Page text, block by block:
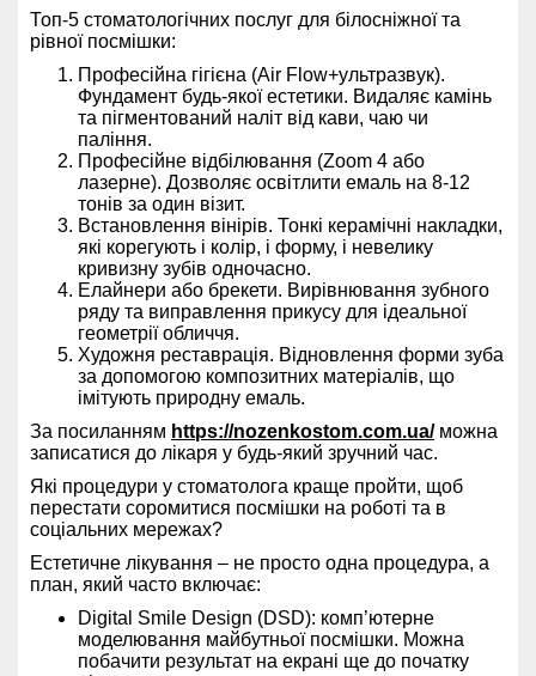
Топ-5 стоматологічних послуг для білосніжної та
рівної посмішки:
Професійна гігієна (Air Flow+ультразвук).
Фундамент будь-якої естетики. Видаляє камінь
та пігментований наліт від кави, чаю чи
паління.
Професійне відбілювання (Zoom 4 або
лазерне). Дозволяє освітлити емаль на 8-12
тонів за один візит.
Встановлення вінірів. Тонкі керамічні накладки,
які корегують і колір, і форму, і невелику
кривизну зубів одночасно.
Елайнери або брекети. Вирівнювання зубного
ряду та виправлення прикусу для ідеальної
геометрії обличчя.
Художня реставрація. Відновлення форми зуба
за допомогою композитних матеріалів, що
імітують природну емаль.
За посиланням https://nozenkostom.com.ua/можна
записатися до лікаря у будь-який зручний час.
Які процедури у стоматолога краще пройти, щоб
перестати соромитися посмішки на роботі та в
соціальних мережах?
Естетичне лікування – не просто одна процедура, а
план, який часто включає:
Digital Smile Design (DSD): комп’ютерне
моделювання майбутньої посмішки. Можна
побачити результат на екрані ще до початку